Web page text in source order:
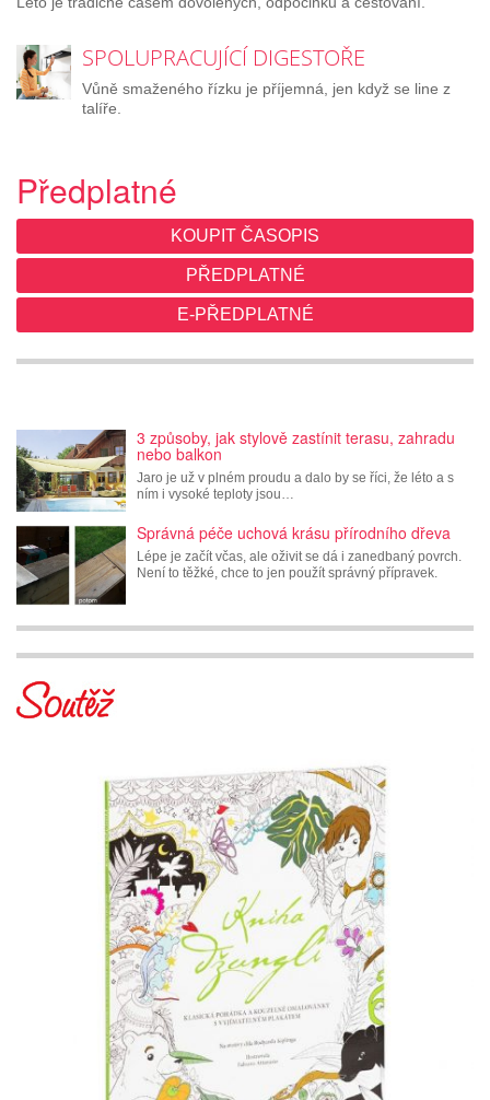
SPOLUPRACUJÍCÍ DIGESTOŘE
Vůně smaženého řízku je příjemná, jen když se line z
talíře.
Předplatné
KOUPIT ČASOPIS
PŘEDPLATNÉ
E-PŘEDPLATNÉ
3 způsoby, jak stylově zastínit terasu, zahradu
nebo balkon
Jaro je už v plném proudu a dalo by se říci, že léto a s
ním i vysoké teploty jsou…
Správná péče uchová krásu přírodního dřeva
Lépe je začít včas, ale oživit se dá i zanedbaný povrch.
Není to těžké, chce to jen použít správný přípravek.